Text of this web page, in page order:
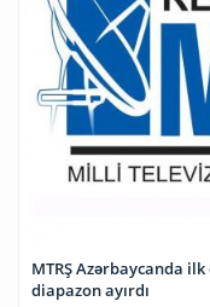
MTRŞ Azərbaycanda
diapazon ayırdı